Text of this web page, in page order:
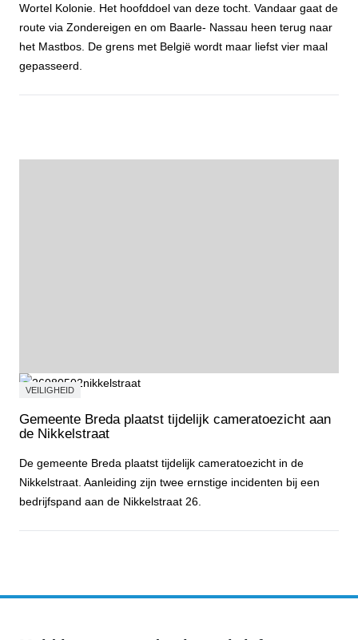
Wortel Kolonie. Het hoofddoel van deze tocht. Vandaar gaat de
route via Zondereigen en om Baarle- Nassau heen terug naar
het Mastbos. De grens met België wordt maar liefst vier maal
gepasseerd.
VEILIGHEID
Gemeente Breda plaatst tijdelijk cameratoezicht aan
de Nikkelstraat
De gemeente Breda plaatst tijdelijk cameratoezicht in de
Nikkelstraat. Aanleiding zijn twee ernstige incidenten bij een
bedrijfspand aan de Nikkelstraat 26.